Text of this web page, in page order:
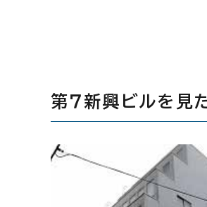
第７新興ビルを見